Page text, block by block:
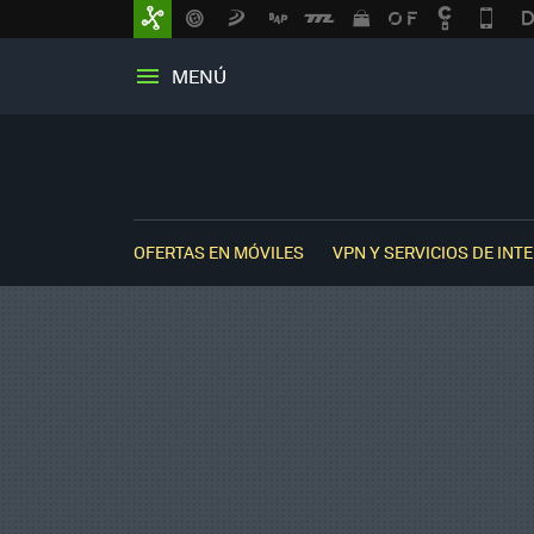
MENÚ
OFERTAS EN MÓVILES VPN Y SERVICIOS DE